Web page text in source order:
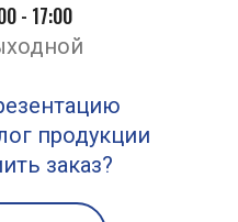
- 17:00
продукции
заказ?